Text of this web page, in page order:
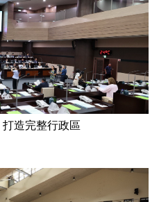
造完整行政區